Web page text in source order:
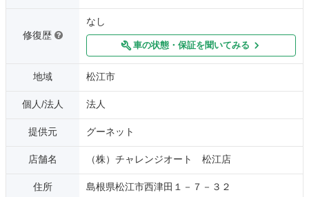
修復歴
なし
車の状態・保証を聞いてみる
地域 松江市
個人/法人 法人
提供元 グーネット
店舗名 （株）チャレンジオート 松江店
住所 島根県松江市西津田１－７－３２